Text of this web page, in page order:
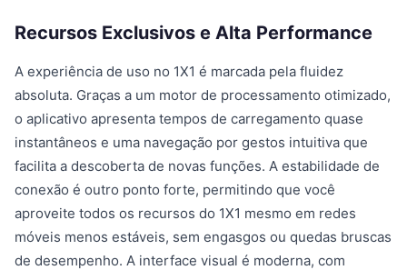
Recursos Exclusivos e Alta Performance
A experiência de uso no 1X1 é marcada pela fluidez
absoluta. Graças a um motor de processamento otimizado,
o aplicativo apresenta tempos de carregamento quase
instantâneos e uma navegação por gestos intuitiva que
facilita a descoberta de novas funções. A estabilidade de
conexão é outro ponto forte, permitindo que você
aproveite todos os recursos do 1X1 mesmo em redes
móveis menos estáveis, sem engasgos ou quedas bruscas
de desempenho. A interface visual é moderna, com